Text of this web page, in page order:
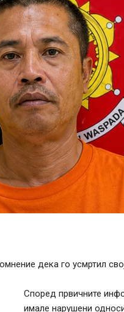
дека го усмртил
Според првичните
имале нарушени